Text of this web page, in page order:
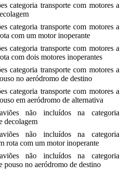
categoria transporte com motores a
categoria transporte com motores a
com um motor inoperante
categoria transporte com motores a
com dois motores inoperantes
categoria transporte com motores a
no aeródromo de destino
categoria transporte com motores a
em aeródromo de alternativa
não incluídos na categoria
decolagem
não incluídos na categoria
rota com um motor inoperante
não incluídos na categoria
pouso no aeródromo de destino